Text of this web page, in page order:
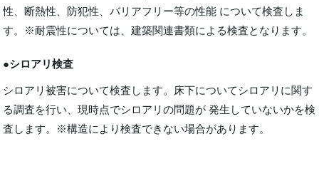
性、断熱性、防犯性、バリアフリー等の性能 について検査しま
す。※耐震性については、建築関連書類による検査となります。
●シロアリ検査
シロアリ被害について検査します。床下についてシロアリに関す
る調査を行い、現時点でシロアリの問題が 発生していないかを検
査します。※構造により検査できない場合があります。